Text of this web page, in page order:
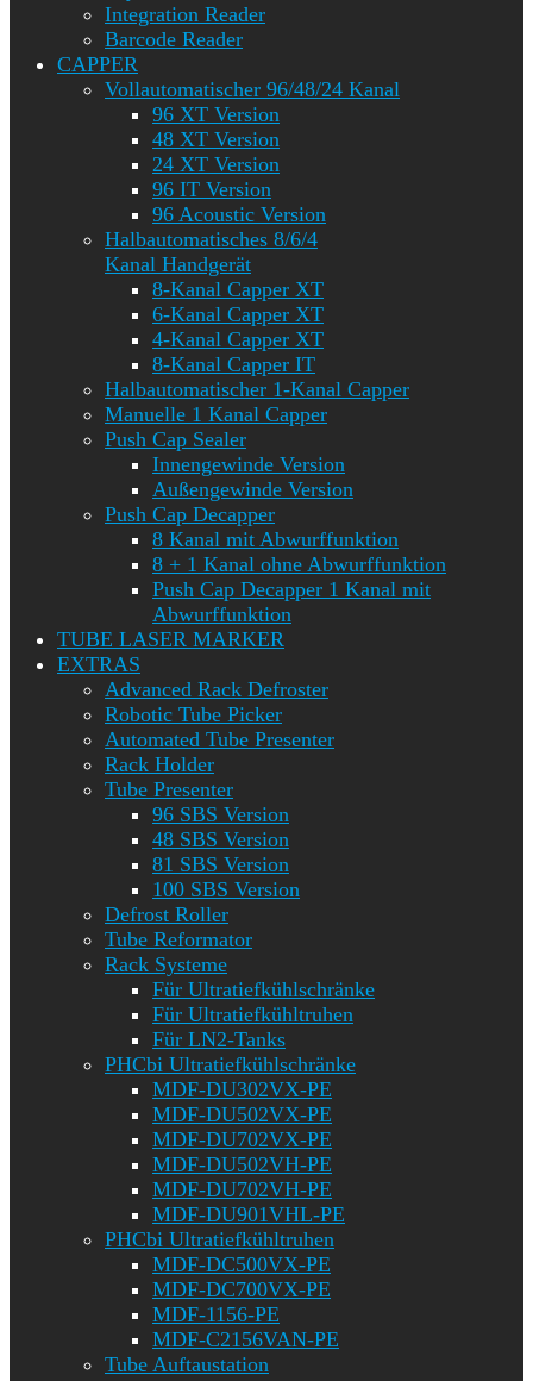
Integration Reader
Barcode Reader
CAPPER
Vollautomatischer 96/48/24 Kanal
96 XT Version
48 XT Version
24 XT Version
96 IT Version
96 Acoustic Version
Halbautomatisches 8/6/4
Kanal Handgerät
8-Kanal Capper XT
6-Kanal Capper XT
4-Kanal Capper XT
8-Kanal Capper IT
Halbautomatischer 1-Kanal Capper
Manuelle 1 Kanal Capper
Push Cap Sealer
Innengewinde Version
Außengewinde Version
Push Cap Decapper
8 Kanal mit Abwurffunktion
8 + 1 Kanal ohne Abwurffunktion
Push Cap Decapper 1 Kanal mit
Abwurffunktion
TUBE LASER MARKER
EXTRAS
Advanced Rack Defroster
Robotic Tube Picker
Automated Tube Presenter
Rack Holder
Tube Presenter
96 SBS Version
48 SBS Version
81 SBS Version
100 SBS Version
Defrost Roller
Tube Reformator
Rack Systeme
Für Ultratiefkühlschränke
Für Ultratiefkühltruhen
Für LN2-Tanks
PHCbi Ultratiefkühlschränke
MDF-DU302VX-PE
MDF-DU502VX-PE
MDF-DU702VX-PE
MDF-DU502VH-PE
MDF-DU702VH-PE
MDF-DU901VHL-PE
PHCbi Ultratiefkühltruhen
MDF-DC500VX-PE
MDF-DC700VX-PE
MDF-1156-PE
MDF-C2156VAN-PE
Tube Auftaustation